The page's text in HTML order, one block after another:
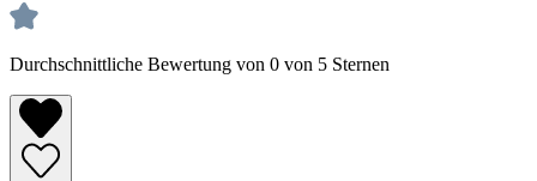
Durchschnittliche Bewertung von 0 von 5 Sternen